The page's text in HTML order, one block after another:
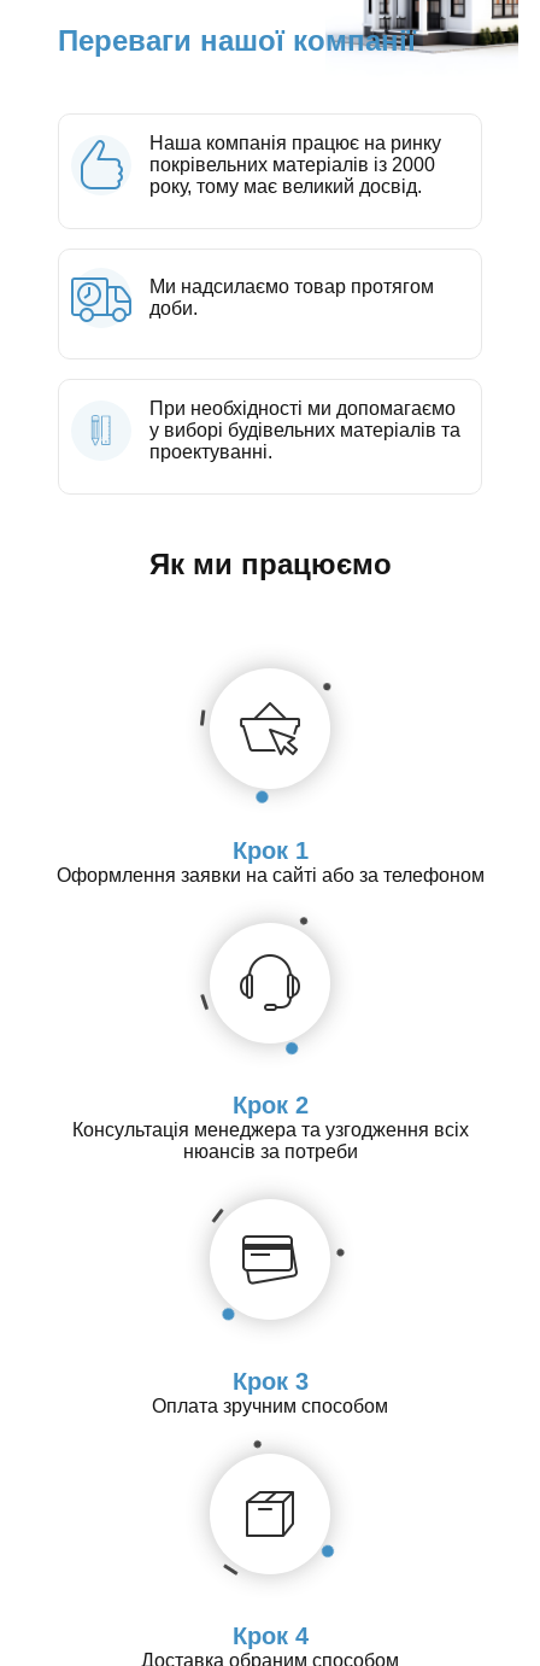
Переваги нашої компанії
Наша компанія працює на ринку
покрівельних матеріалів із 2000
року, тому має великий досвід.
Ми надсилаємо товар протягом
доби.
При необхідності ми допомагаємо
у виборі будівельних матеріалів та
проектуванні.
Як ми працюємо
Крок 1
Оформлення заявки на сайті або за телефоном
Крок 2
Консультація менеджера та узгодження всіх
нюансів за потреби
Крок 3
Оплата зручним способом
Крок 4
Доставка обраним способом